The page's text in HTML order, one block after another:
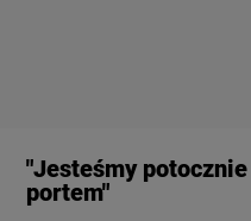
"Jesteśmy
portem"